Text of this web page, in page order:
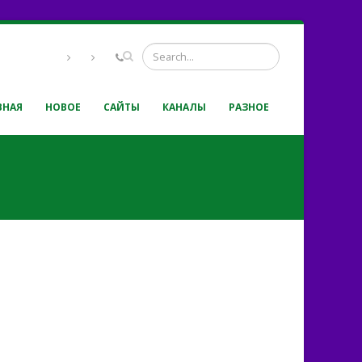
НОВОЕ САЙТЫ КАНАЛЫ РАЗНОЕ